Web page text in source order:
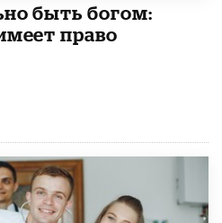
быть богом:
право